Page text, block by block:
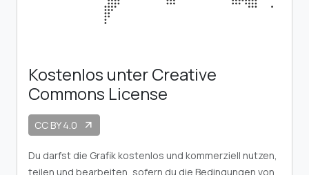
Kostenlos unter Creative
Commons License
CC BY 4.0 arrow_outward
Du darfst die Grafik kostenlos und kommerziell nutzen,
teilen und bearbeiten, sofern du die Bedingungen von